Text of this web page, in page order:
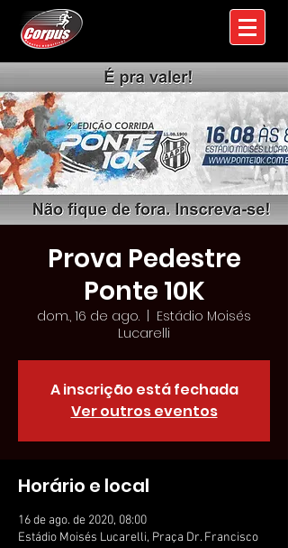
Prova Pedestre
Ponte 10K
dom., 16 de ago.
Estádio Moisés
Lucarelli
A inscrição está fechada
Ver outros eventos
Horário e local
16 de ago. de 2020, 08:00
Estádio Moisés Lucarelli, Praça Dr. Francisco